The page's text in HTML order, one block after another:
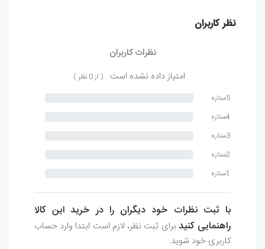
نظر کاربران
نظرات کاربران
امتیاز داده نشده است
( از 0 نظر )
5ستاره
4ستاره
3ستاره
2ستاره
1ستاره
با ثبت نظرات خود دیگران را در خرید این کالا
راهنمایی کنید برای ثبت نظر، لازم است ابتدا وارد حساب
کاربری خود شوید.